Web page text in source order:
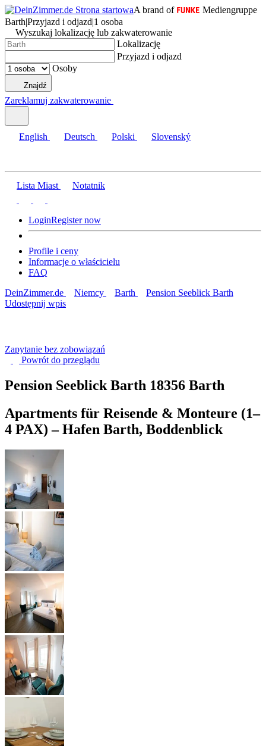
A brand of
Mediengruppe
Barth|Przyjazd i odjazd|1 osoba
Wyszukaj lokalizację lub zakwaterowanie
Lokalizację
Przyjazd i odjazd
Osoby
Znajdź
Zareklamuj zakwaterowanie
English Deutsch Polski Slovenský
Lista Miast Notatnik
LoginRegister now
Profile i ceny
Informacje o właścicielu
FAQ
DeinZimmer.de
Niemcy Barth
Pension Seeblick Barth
Udostępnij wpis
Zapytanie bez zobowiązań
Powrót do przeglądu
Pension Seeblick Barth 18356 Barth
Apartments für Reisende & Monteure (1–
4 PAX) – Hafen Barth, Boddenblick